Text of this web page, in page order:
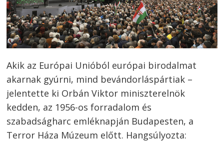
Akik az Európai Unióból európai birodalmat
akarnak gyúrni, mind bevándorláspártiak –
jelentette ki Orbán Viktor miniszterelnök
kedden, az 1956-os forradalom és
szabadságharc emléknapján Budapesten, a
Terror Háza Múzeum előtt. Hangsúlyozta: